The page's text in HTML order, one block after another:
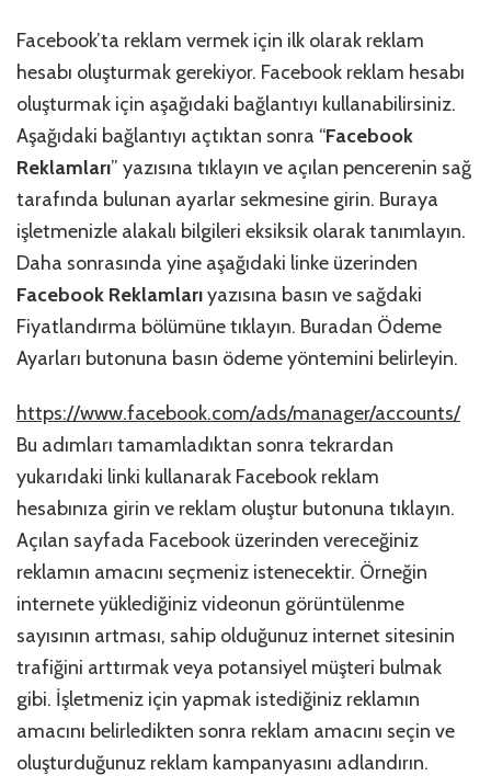
Facebook’ta reklam vermek için ilk olarak reklam
hesabı oluşturmak gerekiyor. Facebook reklam hesabı
oluşturmak için aşağıdaki bağlantıyı kullanabilirsiniz.
Aşağıdaki bağlantıyı açtıktan sonra “Facebook
Reklamları” yazısına tıklayın ve açılan pencerenin sağ
tarafında bulunan ayarlar sekmesine girin. Buraya
işletmenizle alakalı bilgileri eksiksik olarak tanımlayın.
Daha sonrasında yine aşağıdaki linke üzerinden
Facebook Reklamlarıyazısına basın ve sağdaki
Fiyatlandırma bölümüne tıklayın. Buradan Ödeme
Ayarları butonuna basın ödeme yöntemini belirleyin.
https://www.facebook.com/ads/manager/accounts/
Bu adımları tamamladıktan sonra tekrardan
yukarıdaki linki kullanarak Facebook reklam
hesabınıza girin ve reklam oluştur butonuna tıklayın.
Açılan sayfada Facebook üzerinden vereceğiniz
reklamın amacını seçmeniz istenecektir. Örneğin
internete yüklediğiniz videonun görüntülenme
sayısının artması, sahip olduğunuz internet sitesinin
trafiğini arttırmak veya potansiyel müşteri bulmak
gibi. İşletmeniz için yapmak istediğiniz reklamın
amacını belirledikten sonra reklam amacını seçin ve
oluşturduğunuz reklam kampanyasını adlandırın.